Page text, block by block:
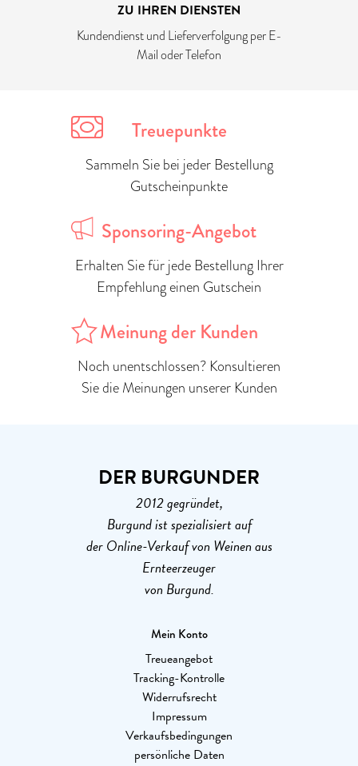
ZU IHREN DIENSTEN
Kundendienst und Lieferverfolgung per E-
Mail oder Telefon
Treuepunkte
Sammeln Sie bei jeder Bestellung
Gutscheinpunkte
Sponsoring-Angebot
Erhalten Sie für jede Bestellung Ihrer
Empfehlung einen Gutschein
Meinung der Kunden
Noch unentschlossen? Konsultieren
Sie die Meinungen unserer Kunden
DER BURGUNDER
2012 gegründet,
Burgund ist spezialisiert auf
der Online-Verkauf von Weinen aus
Ernteerzeuger
von Burgund.
Mein Konto
Treueangebot
Tracking-Kontrolle
Widerrufsrecht
Impressum
Verkaufsbedingungen
persönliche Daten